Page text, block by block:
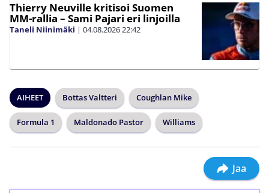
Thierry Neuville kritisoi Suomen
MM-rallia – Sami Pajari eri linjoilla
Taneli Niinimäki | 04.08.202622:42
AIHEET Bottas Valtteri Coughlan Mike
Formula 1 Maldonado Pastor Williams
Jaa